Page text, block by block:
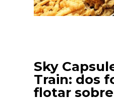
Sky
Train: dos
flotar